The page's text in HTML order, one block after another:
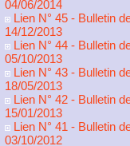
04/06/2014
Lien N° 45 - Bulletin
14/12/2013
Lien N° 44 - Bulletin
05/10/2013
Lien N° 43 - Bulletin
18/05/2013
Lien N° 42 - Bulletin
15/01/2013
Lien N° 41 - Bulletin
03/10/2012